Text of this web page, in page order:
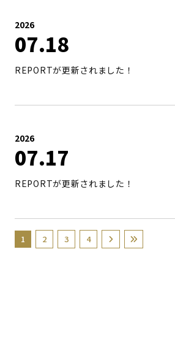
2026
07 18
REPORTが更新されました！
2026
07 17
REPORTが更新されました！
1 2 3 4
掲載されているすべてのコンテンツ